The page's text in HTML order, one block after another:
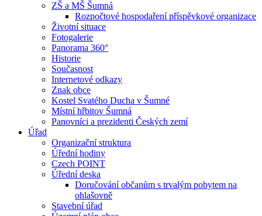
ZŠ a MŠ Šumná
Rozpočtové hospodaření příspěvkové organizace
Životní situace
Fotogalerie
Panorama 360°
Historie
Současnost
Internetové odkazy
Znak obce
Kostel Svatého Ducha v Šumné
Místní hřbitov Šumná
Panovníci a prezidenti Českých zemí
Úřad
Organizační struktura
Úřední hodiny
Czech POINT
Úřední deska
Doručování občanům s trvalým pobytem na
ohlašovně
Stavební úřad